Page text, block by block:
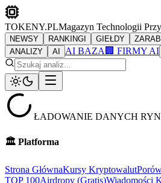
TOKENY.PLMagazyn Technologii
NEWSY RANKINGI GIEŁDY
ANALIZY
AI AI BAZA 🏢 FIRMY AI
ŁADOWANIE DANYCH
🏛️ Platforma
Strona GłównaKursy Kryptowalut
TOP 100Airdropy (Gratis)Wiadomości